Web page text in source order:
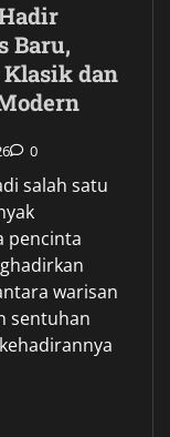
Baru,
Klasik dan
0
salah satu
pencinta
warisan
sentuhan